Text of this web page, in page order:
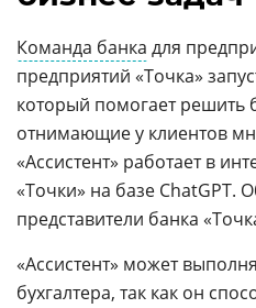
Команда банка для
предприятий «Точка»
который помогает решить
отнимающие у клиентов
«Ассистент» работает в
«Точки» на базе ChatGPT.
представители банка
«Ассистент» может
бухгалтера, так как он